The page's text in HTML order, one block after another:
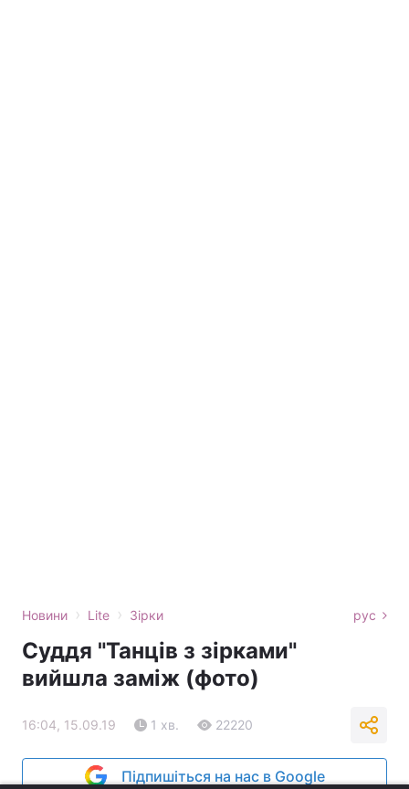
Новини › Lite › Зірки рус
Суддя "Танців з зірками"
вийшла заміж (фото)
16:04, 15.09.19 1 хв. 22220
Підпишіться на нас в Google